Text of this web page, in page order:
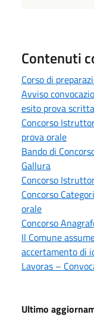
Contenuti
Corso di
Avviso
esito prova scritta
Concorso
prova orale
Bando di
Gallura
Concorso
Concorso
orale
Concorso
Il Comune
accertamento di
Lavoras –
Ultimo